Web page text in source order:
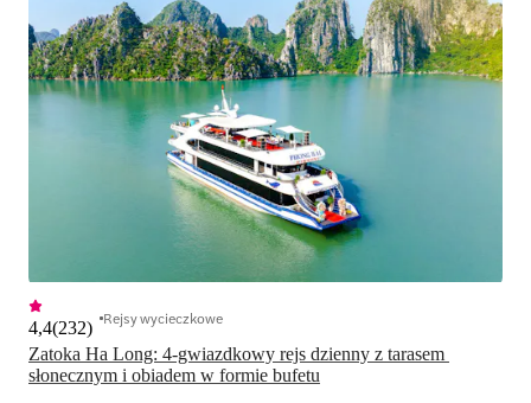
Zatoka Ha Long: 4-gwiazdkowy rejs dzienny z tarasem
słonecznym i obiadem w formie bufetu
4,4(232) Rejsy wycieczkowe